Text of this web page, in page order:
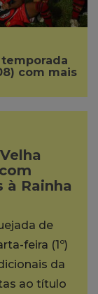
com mais
à Rainha
de
feira (1º)
da
ao título